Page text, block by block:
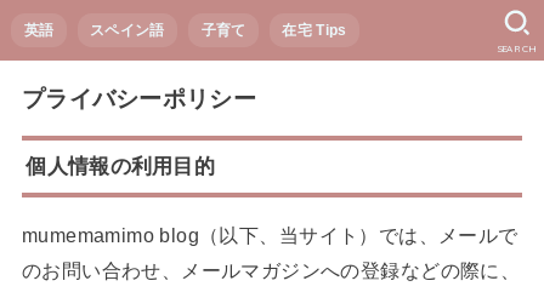
英語 スペイン語 子育て 在宅 Tips
SEARCH
プライバシーポリシー
個人情報の利用目的
mumemamimo blog（以下、当サイト）では、メールで
のお問い合わせ、メールマガジンへの登録などの際に、